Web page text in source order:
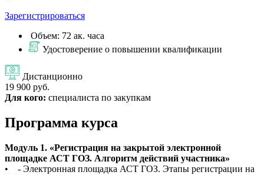
Зарегистрироваться
Объем: 72 ак. часа
Удостоверение о повышении квалификации
Дистанционно
19 900 руб.
Для кого: специалиста по закупкам
Программа курса
Модуль 1. «Регистрация на закрытой электронной
площадке АСТ ГОЗ. Алгоритм действий участника»
• - Электронная площадка АСТ ГОЗ. Этапы регистрации на